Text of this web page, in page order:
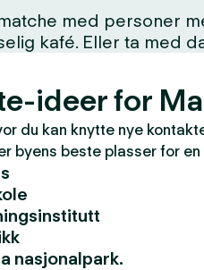
i
d
med personer
kafé. Eller ta med
ideer for
du kan knytte nye
byens beste plasser for
nasjonalpark.